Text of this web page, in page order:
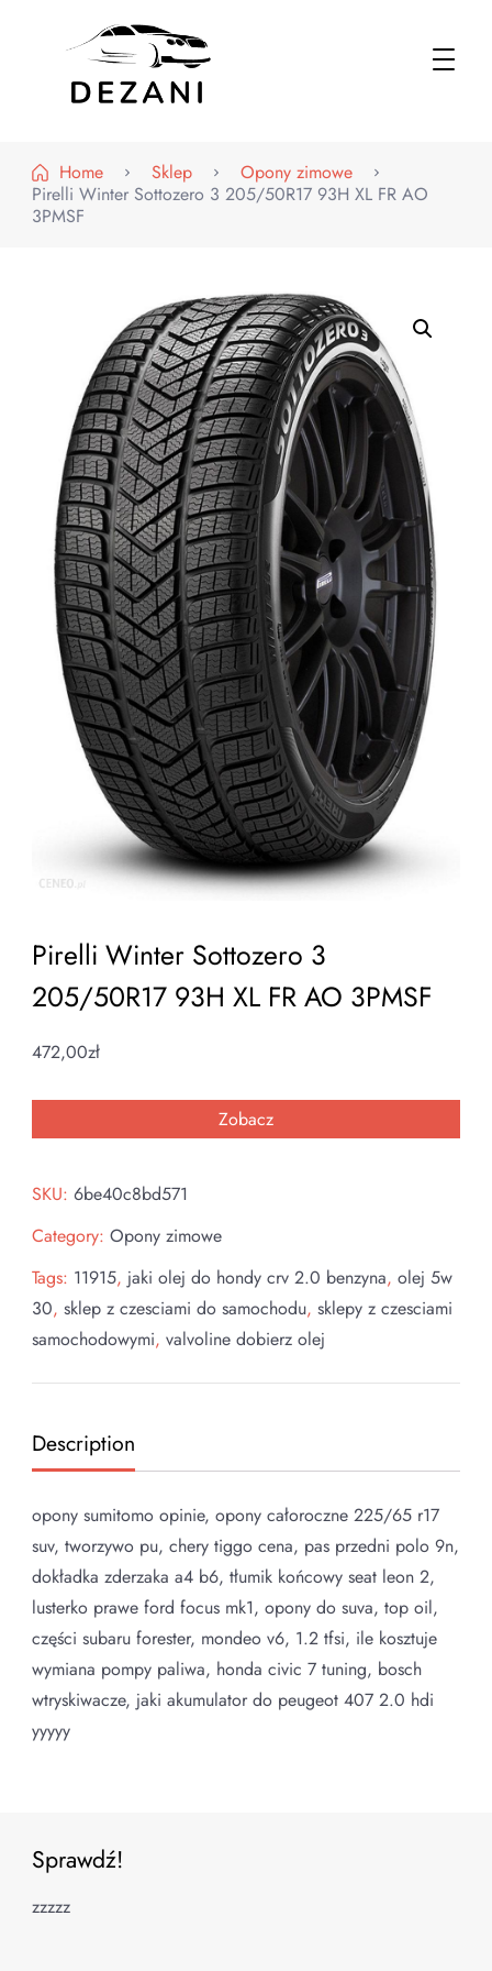
Home
Sklep
Opony zimowe
Pirelli Winter Sottozero 3 205/50R17 93H XL FR AO
3PMSF
Pirelli Winter Sottozero 3
205/50R17 93H XL FR AO 3PMSF
472,00zł
Zobacz
SKU: 6be40c8bd571
Category: Opony zimowe
Tags: 11915, jaki olej do hondy crv 2.0 benzyna, olej 5w
30, sklep z czesciami do samochodu, sklepy z czesciami
samochodowymi, valvoline dobierz olej
Description
opony sumitomo opinie, opony całoroczne 225/65 r17
suv, tworzywo pu, chery tiggo cena, pas przedni polo 9n,
dokładka zderzaka a4 b6, tłumik końcowy seat leon 2,
lusterko prawe ford focus mk1, opony do suva, top oil,
części subaru forester, mondeo v6, 1.2 tfsi, ile kosztuje
wymiana pompy paliwa, honda civic 7 tuning, bosch
wtryskiwacze, jaki akumulator do peugeot 407 2.0 hdi
yyyyy
Sprawdź!
zzzzz